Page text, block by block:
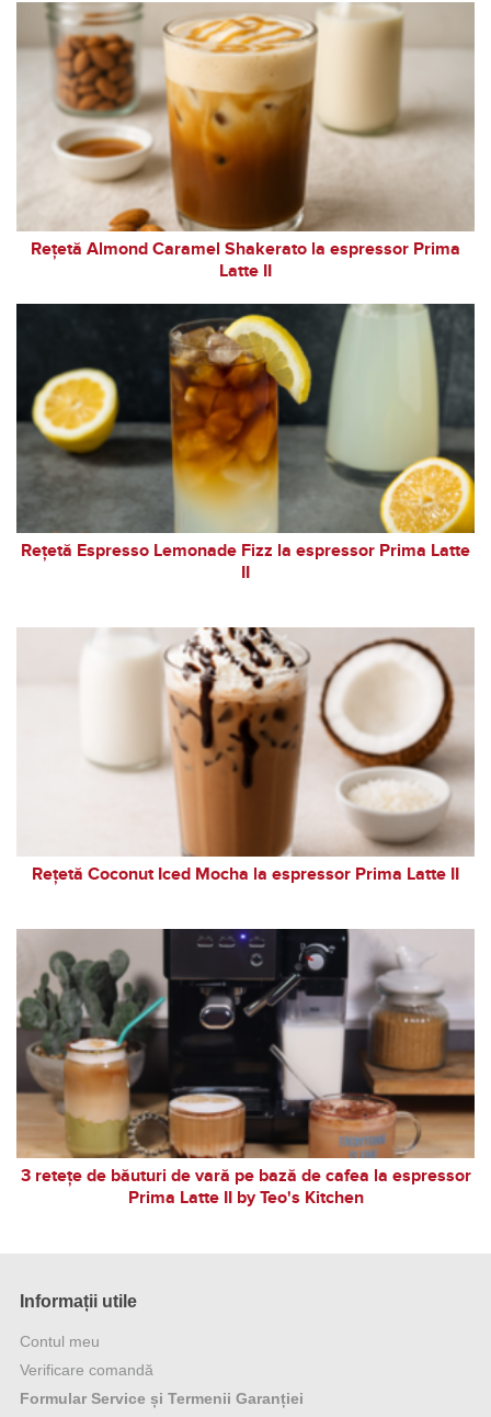
Rețetă Almond Caramel Shakerato la espressor Prima
Latte II
Rețetă Espresso Lemonade Fizz la espressor Prima Latte
II
Rețetă Coconut Iced Mocha la espressor Prima Latte II
3 retețe de băuturi de vară pe bază de cafea la espressor
Prima Latte II by Teo's Kitchen
Informații utile
Contul meu
Verificare comandă
Formular Service și Termenii Garanției